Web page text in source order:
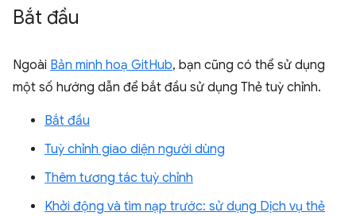
Bắt đầu
Ngoài Bản minh hoạ GitHub, bạn cũng có thể sử dụng
một số hướng dẫn để bắt đầu sử dụng Thẻ tuỳ chỉnh.
Bắt đầu
Tuỳ chỉnh giao diện người dùng
Thêm tương tác tuỳ chỉnh
Khởi động và tìm nạp trước: sử dụng Dịch vụ thẻ